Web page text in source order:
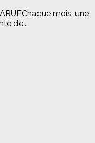
mois, une
de...